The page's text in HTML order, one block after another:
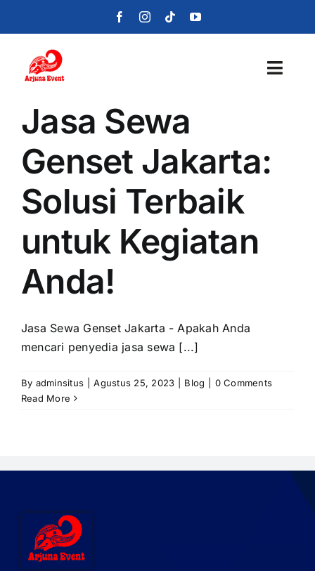
Beranda
Layanan
Foto
Portofolio
Hubungi Kami
Jasa Sewa
Genset Jakarta:
Solusi Terbaik
untuk Kegiatan
Anda!
Jasa Sewa Genset Jakarta - Apakah Anda
mencari penyedia jasa sewa [...]
By adminsitus Agustus 25, 2023 Blog
0 Comments
Read More